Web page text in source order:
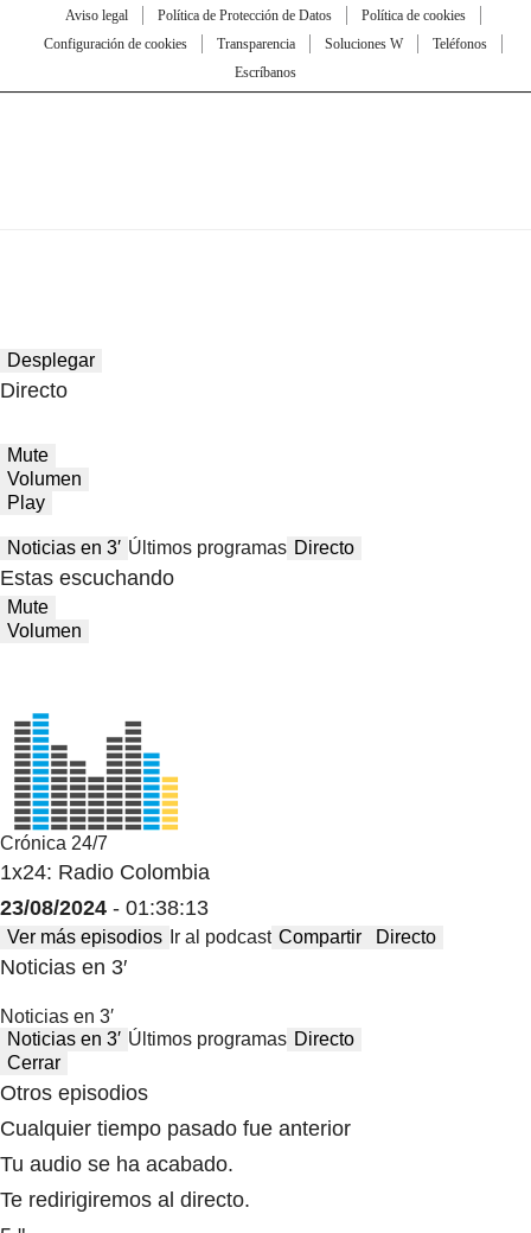
Aviso legal Política de Protección de Datos
Política de cookies
Configuración de cookies
Transparencia Soluciones W
Teléfonos
Escríbanos
Desplegar
Directo
Mute
Volumen
Play
Noticias en 3′ Últimos programas Directo
Estas escuchando
Mute
Volumen
Crónica 24/7
1x24: Radio Colombia
23/08/2024 - 01:38:13
Ver más episodios Ir al podcast Compartir Directo
Noticias en 3′
Noticias en 3′
Noticias en 3′ Últimos programas Directo
Cerrar
Otros episodios
Cualquier tiempo pasado fue anterior
Tu audio se ha acabado.
Te redirigiremos al directo.